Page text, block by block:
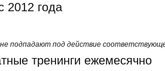
2012 года
не подпадают под действие
тренинги ежемесячно